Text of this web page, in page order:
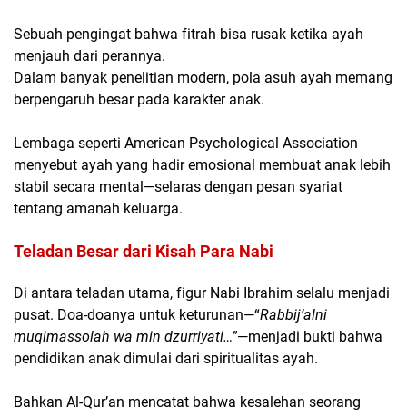
Sebuah pengingat bahwa fitrah bisa rusak ketika ayah
menjauh dari perannya.
Dalam banyak penelitian modern, pola asuh ayah memang
berpengaruh besar pada karakter anak.
Lembaga seperti American Psychological Association
menyebut ayah yang hadir emosional membuat anak lebih
stabil secara mental—selaras dengan pesan syariat
tentang amanah keluarga.
Teladan Besar dari Kisah Para Nabi
Di antara teladan utama, figur Nabi Ibrahim selalu menjadi
pusat. Doa-doanya untuk keturunan—“Rabbij’alni
muqimassolah wa min dzurriyati…”—menjadi bukti bahwa
pendidikan anak dimulai dari spiritualitas ayah.
Bahkan Al-Qur’an mencatat bahwa kesalehan seorang